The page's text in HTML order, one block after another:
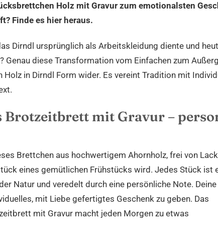
Holz mit Gravur zum emotionalsten
Finde es hier heraus.
Dirndl ursprünglich als Arbeitskleidung diente und
Genau diese Transformation vom Einfachen zum
Holz in Dirndl Form wider. Es vereint Tradition mit
Brotzeitbrett mit Gravur –
Brettchen aus hochwertigem Ahornholz, frei von
eines gemütlichen Frühstücks wird. Jedes Stück ist
Natur und veredelt durch eine persönliche Note. Deine
mit Liebe gefertigtes Geschenk zu geben. Das
mit Gravur macht jeden Morgen zu etwas